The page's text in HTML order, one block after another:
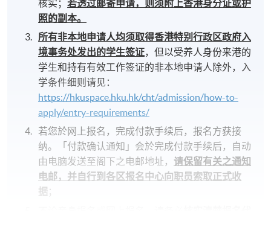
核实；若透过邮寄申请，则须附上香港身分证或护
照的副本。
所有非本地申请人均须取得香港特别行政区政府入
境事务处发出的学生签证，但以受养人身份来港的
学生和持有有效工作签证的非本地申请人除外，入
学条件细则请见：
https://hkuspace.hku.hk/cht/admission/how-to-
apply/entry-requirements/
若您於网上报名，完成付款手续后，报名方获接
纳。「付款确认通知」会於完成付款手续后，自动
由电脑发送至阁下之电邮地址， 请保留有关之通知
电邮，并自行到各区报名中心向职员索取正式收
据；